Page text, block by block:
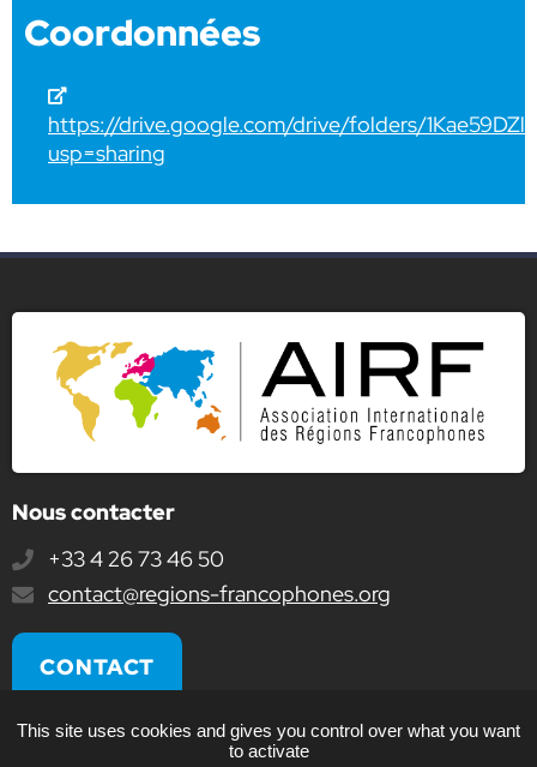
Coordonnées
https://drive.google.com/drive/folders/
usp=sharing
Nous contacter
+33 4 26 73 46 50
E-
contact@regions-francophones.org
CONTACT
This site uses cookies and gives you control over what you want
to activate